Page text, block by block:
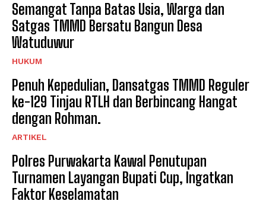
Semangat Tanpa Batas Usia, Warga dan
Satgas TMMD Bersatu Bangun Desa
Watuduwur
HUKUM
Penuh Kepedulian, Dansatgas TMMD Reguler
ke-129 Tinjau RTLH dan Berbincang Hangat
dengan Rohman.
ARTIKEL
Polres Purwakarta Kawal Penutupan
Turnamen Layangan Bupati Cup, Ingatkan
Faktor Keselamatan